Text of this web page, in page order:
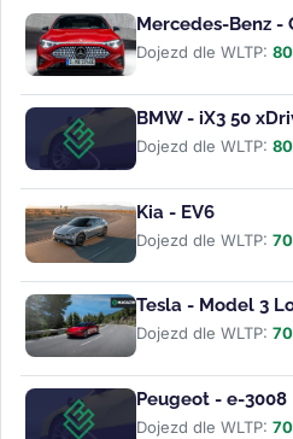
Mercedes-Benz -
Dojezd dle WLTP:
BMW - iX3 50
Dojezd dle WLTP:
Kia - EV6
Dojezd dle WLTP:
Tesla - Model 3
Dojezd dle WLTP:
Peugeot - e-3008
Dojezd dle WLTP: